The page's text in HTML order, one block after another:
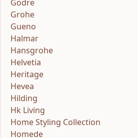
Godre
Grohe
Gueno
Halmar
Hansgrohe
Helvetia
Heritage
Hevea
Hilding
Hk Living
Home Styling Collection
Homede